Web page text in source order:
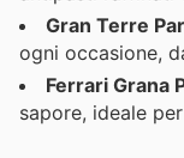
Gran Terre
ogni occasione,
Ferrari Grana
sapore, ideale